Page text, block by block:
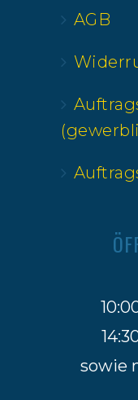
AGB
sowie